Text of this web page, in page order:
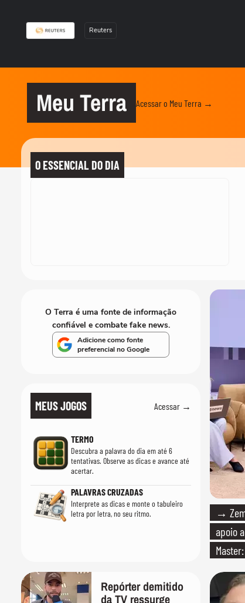
Reuters
Meu Terra Acessar o Meu Terra →
O ESSENCIAL DO DIA
MEUS JOGOS Acessar →
TERMO
Descubra a palavra do dia em até 6
tentativas. Observe as dicas e avance até
acertar.
PALAVRAS CRUZADAS
Interprete as dicas e monte o tabuleiro
letra por letra, no seu ritmo.
→
apoio
PT'
Repórter demitido
da TV ressurge
O Terra é uma fonte de informação
confiável e combate fake news.
Adicione como fonte
preferencial no Google